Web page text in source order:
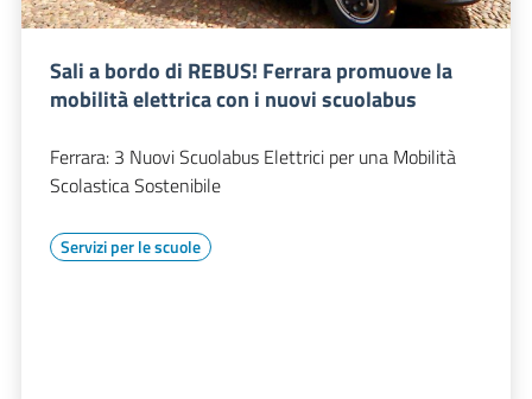
Sali a bordo di REBUS! Ferrara promuove la
mobilità elettrica con i nuovi scuolabus
Ferrara: 3 Nuovi Scuolabus Elettrici per una Mobilità
Scolastica Sostenibile
Servizi per le scuole